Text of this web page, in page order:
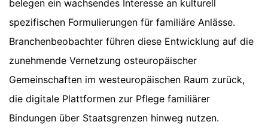
belegen ein wachsendes Interesse an kulturell
spezifischen Formulierungen für familiäre Anlässe.
Branchenbeobachter führen diese Entwicklung auf die
zunehmende Vernetzung osteuropäischer
Gemeinschaften im westeuropäischen Raum zurück,
die digitale Plattformen zur Pflege familiärer
Bindungen über Staatsgrenzen hinweg nutzen.